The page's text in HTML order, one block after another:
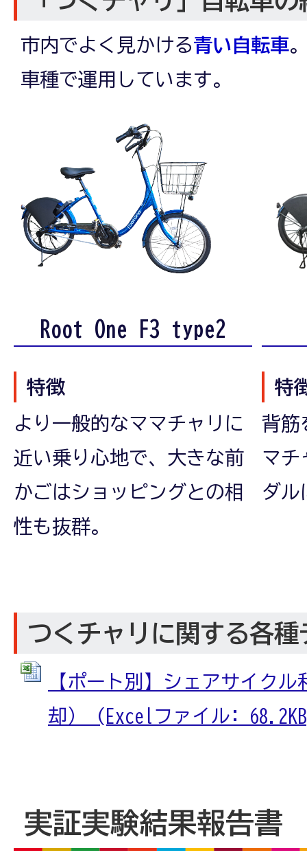
市内でよく見かける青い自転車
車種で運用しています。
Root One F3 type2
特徴
より一般的なママチャリに
近い乗り心地で、大きな前
かごはショッピングとの相
性も抜群。
特
背筋
マチ
ダル
つくチャリに関する各種
【ポート別】シェアサイク
却） (Excelファイル:
実証実験結果報告書